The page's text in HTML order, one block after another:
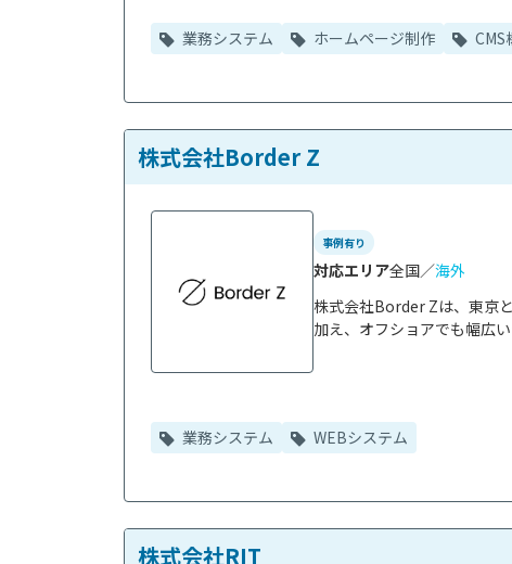
業務システム ホームページ制作 CMS
株式会社Border Z
株式会社Border Zは、東京
加え、オフショアでも幅広
事例有り
対応エリア全国／海外
業務システム WEBシステム
株式会社RIT